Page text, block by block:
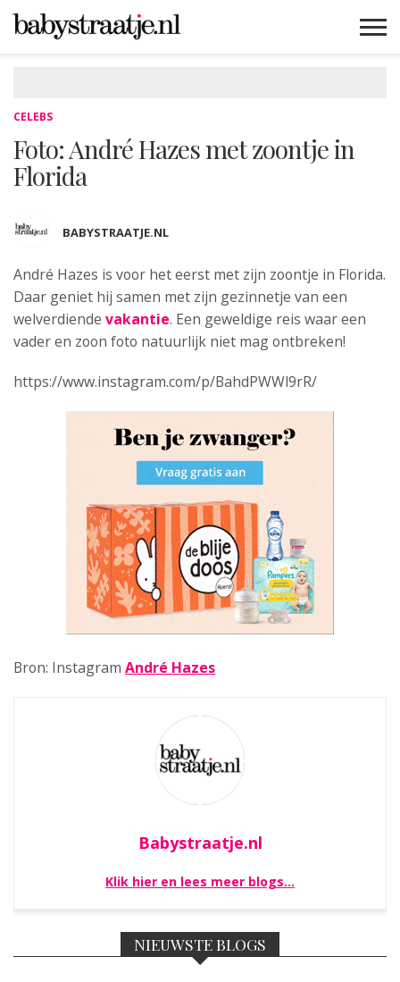
CELEBS
Foto: André Hazes met zoontje in
Florida
BABYSTRAATJE.NL
André Hazes is voor het eerst met zijn zoontje in Florida.
Daar geniet hij samen met zijn gezinnetje van een
welverdiende vakantie. Een geweldige reis waar een
vader en zoon foto natuurlijk niet mag ontbreken!
https://www.instagram.com/p/BahdPWWl9rR/
Bron: Instagram André Hazes
Babystraatje.nl
Klik hier en lees meer blogs…
NIEUWSTE BLOGS